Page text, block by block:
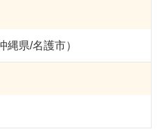
縄県/名護市）